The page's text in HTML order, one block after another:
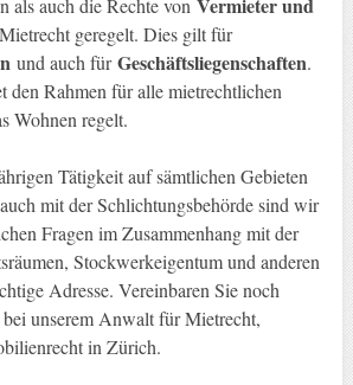
als auch die Rechte von Vermieter und
geregelt. Dies gilt für
und auch fürGeschäftsliegenschaften.
den Rahmen für alle mietrechtlichen
Wohnen regelt.
Tätigkeit auf sämtlichen Gebieten
mit der Schlichtungsbehörde sind wir
Fragen im Zusammenhang mit der
Stockwerkeigentum und anderen
Adresse. Vereinbaren Sie noch
unserem Anwalt für Mietrecht,
in Zürich.